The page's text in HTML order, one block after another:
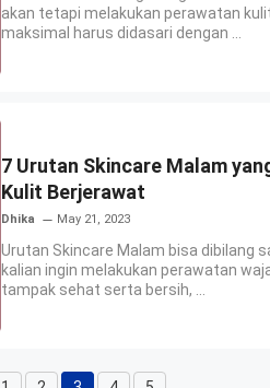
akan tetapi melakukan perawatan
maksimal harus didasari dengan ...
7 Urutan Skincare Malam
Kulit Berjerawat
Dhika May 21, 2023
Urutan Skincare Malam bisa dibilang
kalian ingin melakukan perawatan
tampak sehat serta bersih, ...